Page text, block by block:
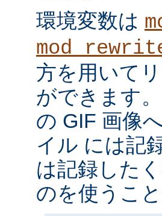
環境変数は
方を用いて
ができます
の GIF 画像
イル には記
は記録した
のを使うこ